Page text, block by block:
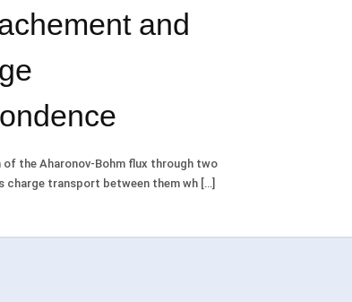
and
the Aharonov-Bohm flux through two
charge transport between them wh […]